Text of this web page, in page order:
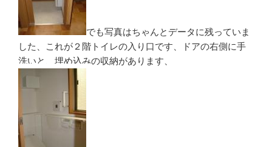
でも写真はちゃんとデータに残っていま
した、これが２階トイレの入り口です、ドアの右側に手
洗いと、埋め込みの収納があります、